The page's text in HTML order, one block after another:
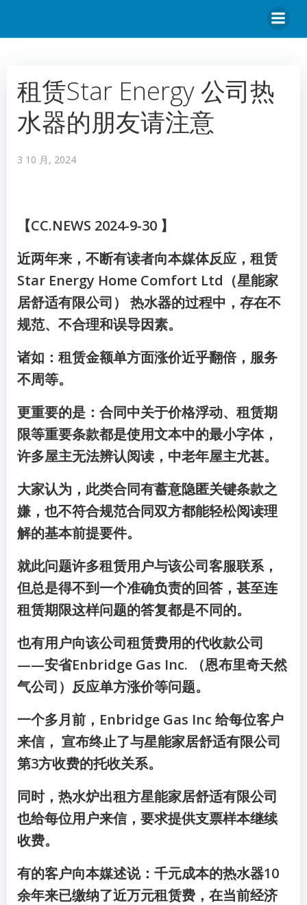
租赁Star Energy 公司热
水器的朋友请注意
3 10 月, 2024
【CC.NEWS 2024-9-30 】
近两年来，不断有读者向本媒体反应，租赁
Star Energy Home Comfort Ltd（星能家
居舒适有限公司） 热水器的过程中，存在不
规范、不合理和误导因素。
诸如：租赁金额单方面涨价近乎翻倍，服务
不周等。
更重要的是：合同中关于价格浮动、租赁期
限等重要条款都是使用文本中的最小字体，
许多屋主无法辨认阅读，中老年屋主尤甚。
大家认为，此类合同有蓄意隐匿关键条款之
嫌，也不符合规范合同双方都能轻松阅读理
解的基本前提要件。
就此问题许多租赁用户与该公司客服联系，
但总是得不到一个准确负责的回答，甚至连
租赁期限这样问题的答复都是不同的。
也有用户向该公司租赁费用的代收款公司
——安省Enbridge Gas Inc. （恩布里奇天然
气公司）反应单方涨价等问题。
一个多月前，Enbridge Gas Inc 给每位客户
来信， 宣布终止了与星能家居舒适有限公司
第3方收费的托收关系。
同时，热水炉出租方星能家居舒适有限公司
也给每位用户来信，要求提供支票样本继续
收费。
有的客户向本媒述说：千元成本的热水器10
余年来已缴纳了近万元租赁费，在当前经济